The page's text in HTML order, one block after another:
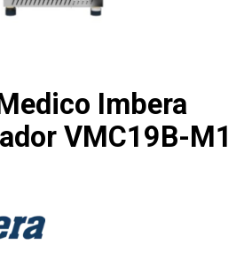
Imbera
VMC19B-M1